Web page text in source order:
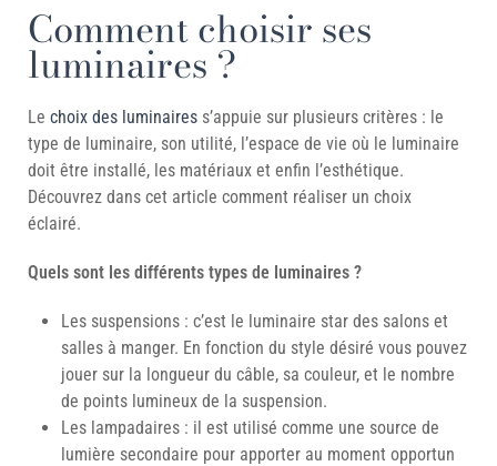
Comment choisir ses
luminaires ?
Le choix des luminaires s’appuie sur plusieurs critères : le
type de luminaire, son utilité, l’espace de vie où le luminaire
doit être installé, les matériaux et enfin l’esthétique.
Découvrez dans cet article comment réaliser un choix
éclairé.
Quels sont les différents types de luminaires ?
Les suspensions : c’est le luminaire star des salons et
salles à manger. En fonction du style désiré vous pouvez
jouer sur la longueur du câble, sa couleur, et le nombre
de points lumineux de la suspension.
Les lampadaires : il est utilisé comme une source de
lumière secondaire pour apporter au moment opportun